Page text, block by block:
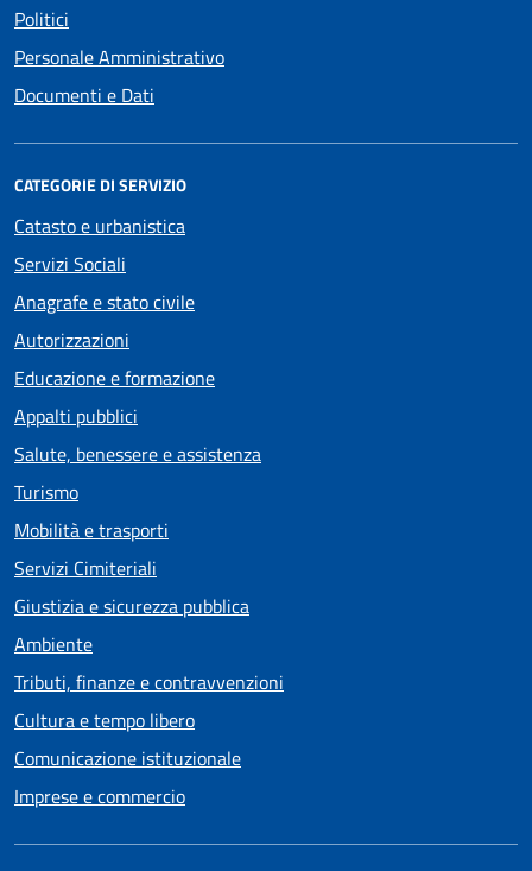
Politici
Personale Amministrativo
Documenti e Dati
CATEGORIE DI SERVIZIO
Catasto e urbanistica
Servizi Sociali
Anagrafe e stato civile
Autorizzazioni
Educazione e formazione
Appalti pubblici
Salute, benessere e assistenza
Turismo
Mobilità e trasporti
Servizi Cimiteriali
Giustizia e sicurezza pubblica
Ambiente
Tributi, finanze e contravvenzioni
Cultura e tempo libero
Comunicazione istituzionale
Imprese e commercio